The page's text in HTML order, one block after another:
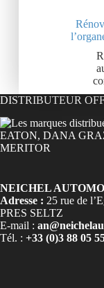
DISTRIBUTEUR
NEICHEL
Adresse : 25 rue de
PRES SELTZ
E-mail :
Tél. : +33 (0)3 88 05